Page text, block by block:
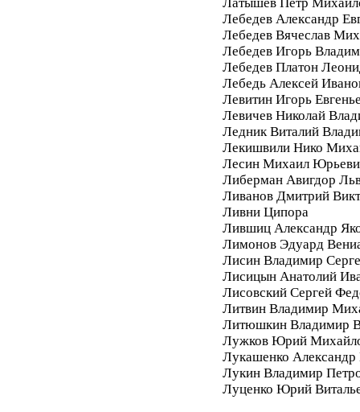
Лебедев Александр
Лебедев Вячеслав
Лебедев Игорь
Лебедев Платон
Лебедь Алексей
Левитин Игорь
Левичев Николай
Ледник Виталий
Лекишвили Нико
Лесин Михаил
Либерман Авигдор
Ливанов Дмитрий
Ливни Ципора
Лившиц Александр
Лимонов Эдуард
Лисин Владимир
Лисицын Анатолий
Лисовский Сергей
Литвин Владимир
Литюшкин Владимир
Лужков Юрий
Лукашенко Александр
Лукин Владимир
Луценко Юрий